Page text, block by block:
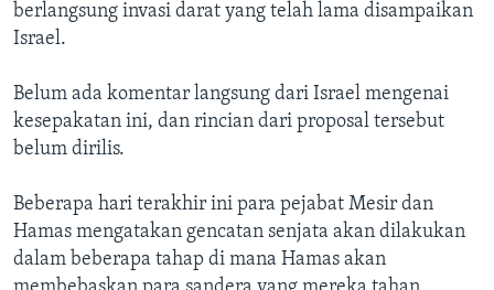
berlangsung invasi darat yang telah lama disampaikan
Israel.
Belum ada komentar langsung dari Israel mengenai
kesepakatan ini, dan rincian dari proposal tersebut
belum dirilis.
Beberapa hari terakhir ini para pejabat Mesir dan
Hamas mengatakan gencatan senjata akan dilakukan
dalam beberapa tahap di mana Hamas akan